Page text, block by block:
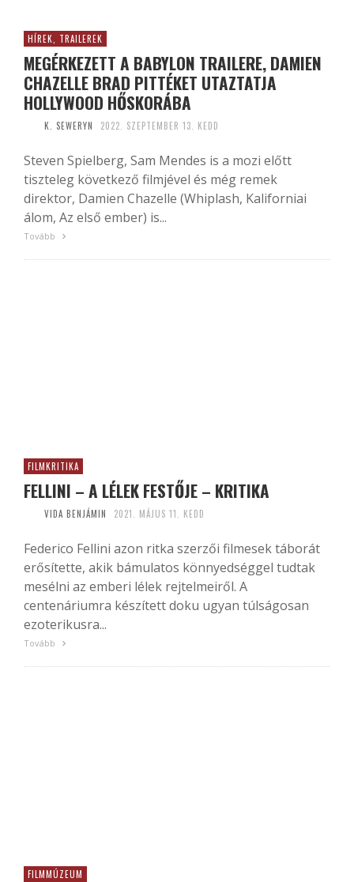
HÍREK, TRAILEREK
MEGÉRKEZETT A BABYLON TRAILERE, DAMIEN
CHAZELLE BRAD PITTÉKET UTAZTATJA
HOLLYWOOD HŐSKORÁBA
K. SEWERYN 2022. SZEPTEMBER 13. KEDD
Steven Spielberg, Sam Mendes is a mozi előtt
tiszteleg következő filmjével és még remek
direktor, Damien Chazelle (Whiplash, Kaliforniai
álom, Az első ember) is...
Tovább
FILMKRITIKA
FELLINI – A LÉLEK FESTŐJE – KRITIKA
VIDA BENJÁMIN 2021. MÁJUS 11. KEDD
Federico Fellini azon ritka szerzői filmesek táborát
erősítette, akik bámulatos könnyedséggel tudtak
mesélni az emberi lélek rejtelmeiről. A
centenáriumra készített doku ugyan túlságosan
ezoterikusra...
Tovább
FILMMÚZEUM